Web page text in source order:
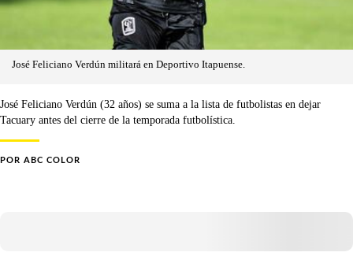
José Feliciano Verdún militará en Deportivo Itapuense.
José Feliciano Verdún (32 años) se suma a la lista de futbolistas en dejar
Tacuary antes del cierre de la temporada futbolística.
POR ABC COLOR